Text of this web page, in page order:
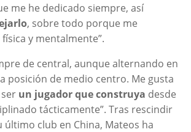
me he dedicado siempre, así
, sobre todo porque me
y mentalmente”.
de central, aunque alternando en
posición de medio centro. Me gusta
un jugador que construya desde
tácticamente”. Tras rescindir
club en China, Mateos ha